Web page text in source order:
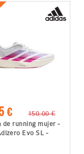
€
150,00 €
de running mujer -
Evo SL -